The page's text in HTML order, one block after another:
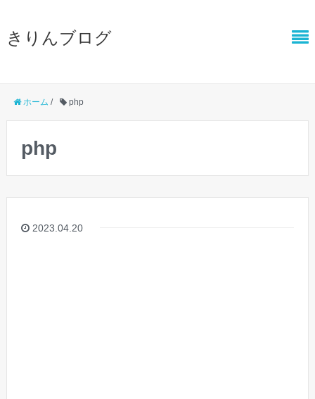
きりんブログ
ホーム / php
php
2023.04.20